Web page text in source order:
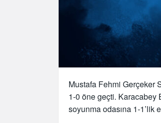
Mustafa Fehmi Gerçeker
1-0 öne geçti. Karacabey
soyunma odasına 1-1’lik